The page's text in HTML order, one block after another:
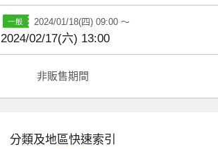
2024/01/18(四) 09:00 ～
2024/02/17(六) 13:00
非販售期間
分類及地區快速索引